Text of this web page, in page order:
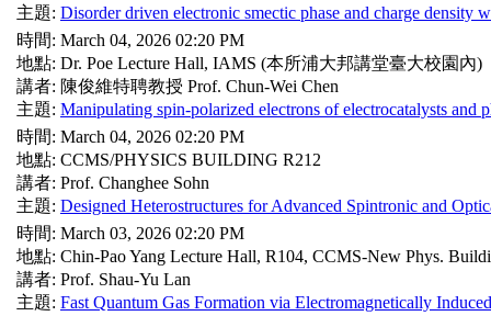
主題: Disorder driven electronic smectic phase and charge density
時間: March 04, 2026 02:20 PM
地點: Dr. Poe Lecture Hall, IAMS (本所浦大邦講堂臺大校園內)
講者: 陳俊維特聘教授 Prof. Chun-Wei Chen
主題: Manipulating spin-polarized electrons of electrocatalysts and
時間: March 04, 2026 02:20 PM
地點: CCMS/PHYSICS BUILDING R212
講者: Prof. Changhee Sohn
主題: Designed Heterostructures for Advanced Spintronic and
時間: March 03, 2026 02:20 PM
地點: Chin-Pao Yang Lecture Hall, R104, CCMS-New Phys.
講者: Prof. Shau-Yu Lan
主題: Fast Quantum Gas Formation via Electromagnetically